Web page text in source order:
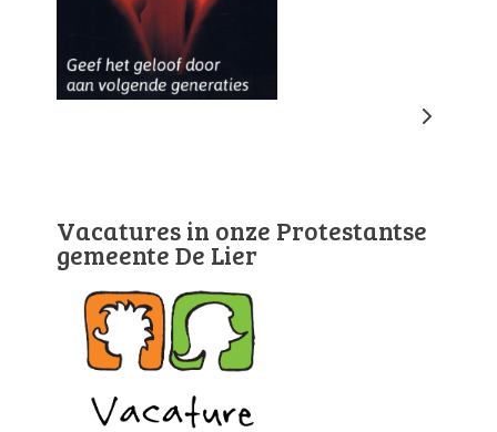
Vacatures in onze Protestantse
gemeente De Lier